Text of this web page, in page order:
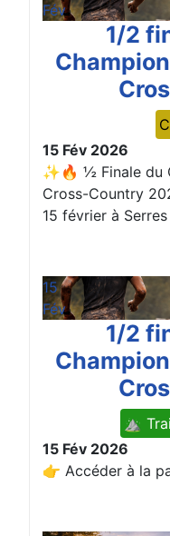
Fév
1/2
15 Fév 2026
✨🔥 ½ Finale du
Cross-Country
15 février à Serres
15
Fév
1/2
⛰️
15 Fév 2026
👉 Accéder à la